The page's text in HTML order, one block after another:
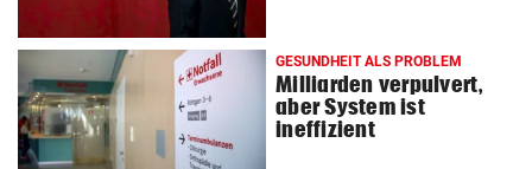
GESUNDHEIT ALS PROBLEM
Milliarden verpulvert,
aber System ist
ineffizient